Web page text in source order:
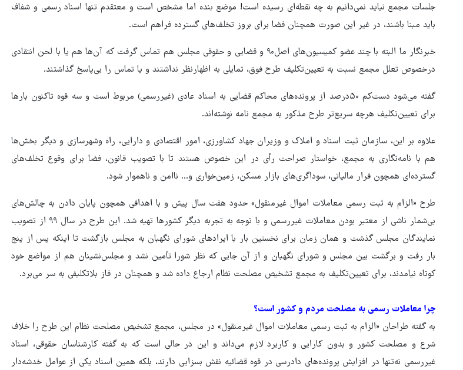
جلسات مجمع نیاید نمی‌دانیم به چه نقطه‌ای رسیده است! موضع بنده اما مشخص است و معتقدم تنها اسناد رسمی و شفاف
باید مبنا باشند، در غیر این صورت همچنان فضا برای بروز تخلف‌های گسترده فراهم است.
خبرنگار ما البته با چند عضو کمیسیون‌های اصل۹۰ و قضایی و حقوقی مجلس هم تماس گرفت که آن‌ها هم یا با لحن انتقادی
درخصوص تعلل مجمع نسبت به تعیین‌تکلیف طرح فوق، تمایلی به اظهارنظر نداشتند و یا تماس را بی‌پاسخ گذاشتند.
گفته می‌شود دست‌کم ۵۰درصد از پرونده‌های محاکم قضایی به اسناد عادی (غیررسمی) مربوط است و سه قوه تاکنون بارها
برای تعیین‌تکلیف هرچه سریع‌تر طرح مذکور به مجمع نامه نوشته‌اند.
علاوه بر این، سازمان ثبت اسناد و املاک و وزیران جهاد کشاورزی، امور اقتصادی و دارایی، راه وشهرسازی و دیگر بخش‌ها
هم با نامه‌نگاری به مجمع، خواستار صراحت رأی در این خصوص هستند تا با تصویب قانون، فضا برای وقوع تخلف‌های
گسترده‌ای همچون فرار مالیاتی، سوداگری‌های بازار مسکن، زمین‌خواری و... ناامن و ناهموار شود.
طرح «الزام به ثبت رسمی معاملات اموال غیرمنقول» حدود هفت سال پیش و با اهدافی همچون پایان دادن به چالش‌های
بی‌شمار ناشی از معتبر بودن معاملات غیررسمی و با توجه به تجربه دیگر کشورها تهیه شد. این طرح در سال ۹۹ از تصویب
نمایندگان مجلس گذشت و همان زمان برای نخستین بار با ایرادهای شورای نگهبان به مجلس بازگشت تا اینکه پس از پنج
بار رفت و برگشت بین مجلس و شورای نگهبان و از آن جایی که نظر شورا تأمین نشد و مجلس‌نشینان هم از مواضع خود
کوتاه نیامدند، برای تعیین‌تکلیف به مجمع تشخیص مصلحت نظام ارجاع داده شد و همچنان در فاز بلاتکلیفی به سر می‌برد.
چرا معاملات رسمی به مصلحت مردم و کشور است؟
به گفته طراحان «الزام به ثبت رسمی معاملات اموال غیرمنقول» در مجلس، مجمع تشخیص مصلحت نظام این طرح را خلاف
شرع و مصلحت کشور و بدون کارایی و کاربرد لازم می‌داند و این در حالی است که به گفته کارشناسان حقوقی، اسناد
غیررسمی نه‌تنها در افزایش پرونده‌های دادرسی در قوه قضائیه نقش بسزایی دارند، بلکه همین اسناد یکی از عوامل خدشه‌دار
هماهنگی محور مقاومت، آمریکا را
ترامپ نماد فساد، اقتدارگرایی و